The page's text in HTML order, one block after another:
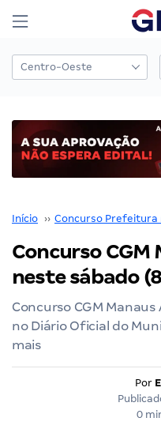
Início ›› Concurso Prefeitura
Concurso CGM
neste sábado
Concurso CGM
no Diário Oficial do
mais
Por
0